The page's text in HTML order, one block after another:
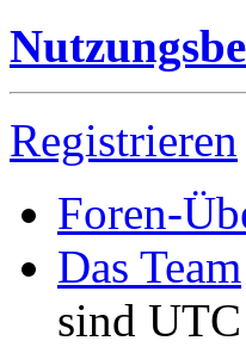
Registrieren
Foren-
Das Team
sind UTC